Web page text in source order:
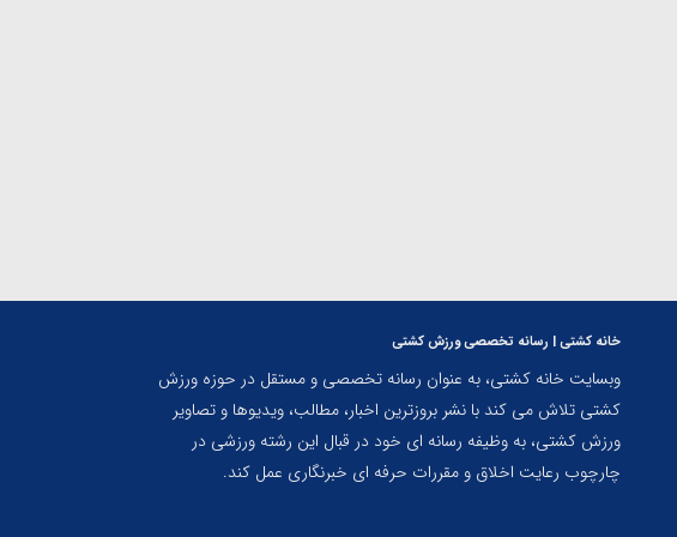
خانه کشتی | رسانه تخصصی ورزش کشتی
وبسایت خانه کشتی، به عنوان رسانه تخصصی و مستقل در حوزه ورزش
کشتی تلاش می کند با نشر بروزترین اخبار، مطالب، ویدیوها و تصاویر
ورزش کشتی، به وظیفه رسانه ای خود در قبال این رشته ورزشی در
چارچوب رعایت اخلاق و مقررات حرفه ای خبرنگاری عمل کند.